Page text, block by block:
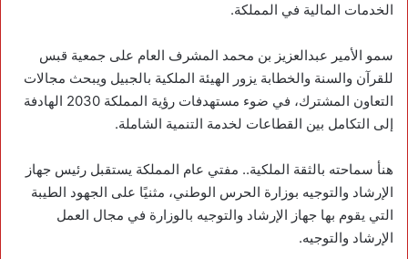
الخدمات المالية في المملكة.
‏سمو الأمير عبدالعزيز بن محمد المشرف العام على جمعية قبس
للقرآن والسنة والخطابة يزور الهيئة الملكية بالجبيل ويبحث مجالات
التعاون المشترك، في ضوء مستهدفات رؤية المملكة 2030 الهادفة
إلى التكامل بين القطاعات لخدمة التنمية الشاملة.
‏هنأ سماحته بالثقة الملكية.. مفتي عام المملكة يستقبل رئيس جهاز
الإرشاد والتوجيه بوزارة الحرس الوطني، مثنيًا على الجهود الطيبة
التي يقوم بها جهاز الإرشاد والتوجيه بالوزارة في مجال العمل
الإرشاد والتوجيه.